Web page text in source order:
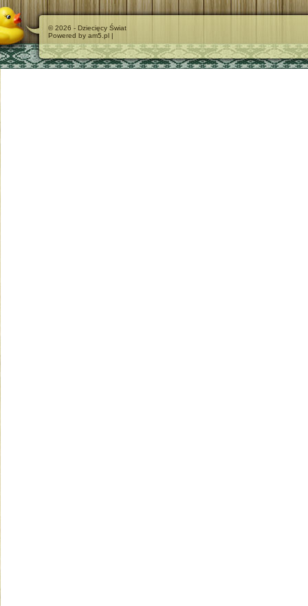
© 2026 - Dziecięcy Świat
Powered by am5.pl |